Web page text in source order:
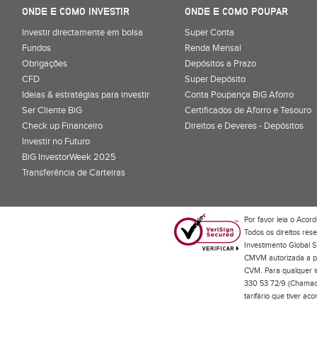
ONDE E COMO INVESTIR
Investir directamente em bolsa
Fundos
Obrigações
CFD
Ideias & estratégias para investir
Ser Cliente BiG
Check up Financeiro
Investir no Futuro
BiG InvestorWeek 2025;
Transferência de Carteiras;
ONDE E COMO POUPAR
Super Conta
Renda Mensal
Depósitos a Prazo
Super Depósito
Conta Poupança BiG Aforro
Certificados de Aforro e Tesouro
Direitos e Deveres - Depósitos
Por favor leia o
Todos os direitos
Investimento Global
CMVM autorizada a
CVM. Para qualquer
330 53 72/9
tarifário que tiver